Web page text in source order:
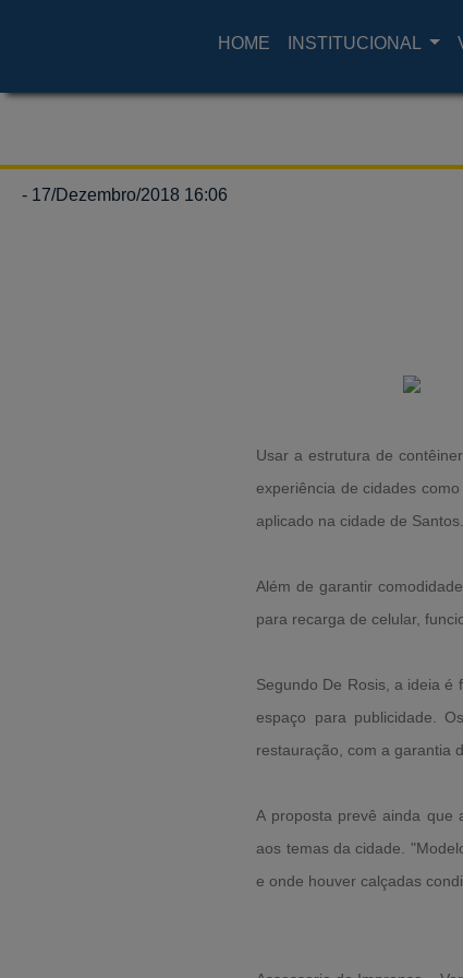
HOME INSTITUCIONAL
- 17/Dezembro/2018 16:06
Usar a estrutura de
experiência de cidades
aplicado na cidade de Santos.
Além de garantir
para recarga de celular,
Segundo De Rosis, a ideia é
espaço para publicidade.
restauração, com a garantia
A proposta prevê ainda que
aos temas da cidade.
e onde houver calçadas